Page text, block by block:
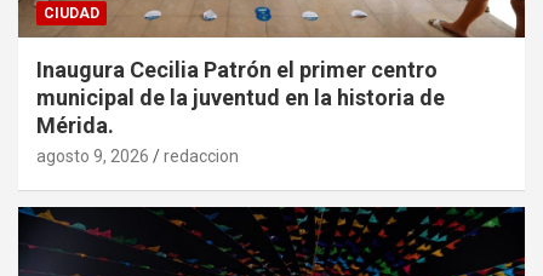
CIUDAD
Inaugura Cecilia Patrón el primer centro
municipal de la juventud en la historia de
Mérida.
agosto 9, 2026 redaccion